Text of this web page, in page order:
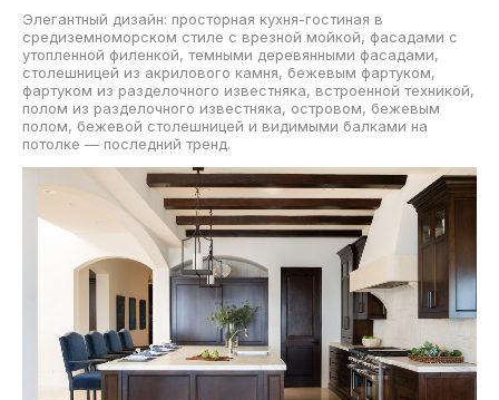
Элегантный дизайн: просторная кухня-гостиная в
средиземноморском стиле с врезной мойкой, фасадами с
утопленной филенкой, темными деревянными фасадами,
столешницей из акрилового камня, бежевым фартуком,
фартуком из разделочного известняка, встроенной техникой,
полом из разделочного известняка, островом, бежевым
полом, бежевой столешницей и видимыми балками на
потолке — последний тренд.